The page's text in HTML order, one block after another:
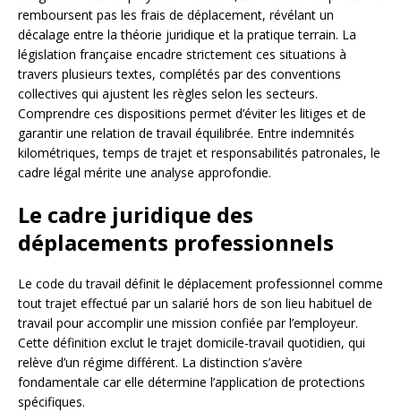
remboursent pas les frais de déplacement, révélant un
décalage entre la théorie juridique et la pratique terrain. La
législation française encadre strictement ces situations à
travers plusieurs textes, complétés par des conventions
collectives qui ajustent les règles selon les secteurs.
Comprendre ces dispositions permet d’éviter les litiges et de
garantir une relation de travail équilibrée. Entre indemnités
kilométriques, temps de trajet et responsabilités patronales, le
cadre légal mérite une analyse approfondie.
Le cadre juridique des
déplacements professionnels
Le code du travail définit le déplacement professionnel comme
tout trajet effectué par un salarié hors de son lieu habituel de
travail pour accomplir une mission confiée par l’employeur.
Cette définition exclut le trajet domicile-travail quotidien, qui
relève d’un régime différent. La distinction s’avère
fondamentale car elle détermine l’application de protections
spécifiques.